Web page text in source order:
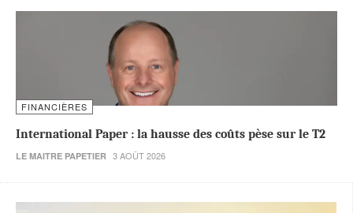
FINANCIÈRES
International Paper : la hausse des coûts pèse sur le T2
LE MAITRE PAPETIER 3 AOÛT 2026